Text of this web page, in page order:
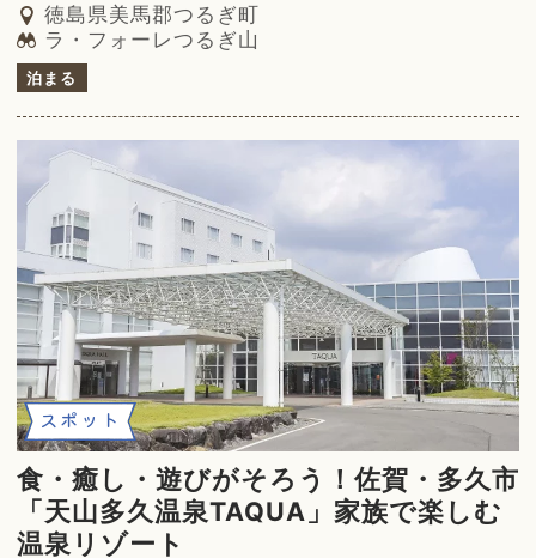
徳島県美馬郡つるぎ町
ラ・フォーレつるぎ山
泊まる
スポット
食・癒し・遊びがそろう！佐賀・多久市
「天山多久温泉TAQUA」家族で楽しむ
温泉リゾート